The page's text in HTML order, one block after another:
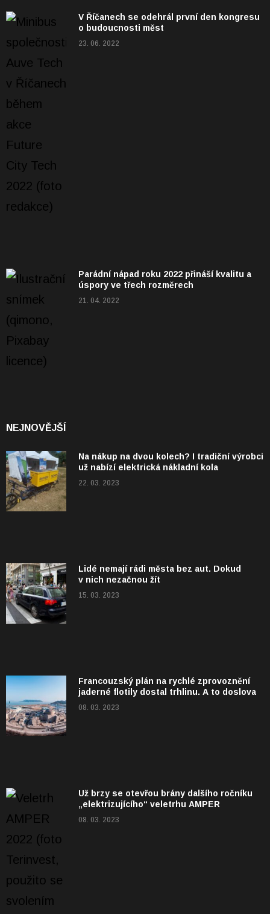
V Říčanech se odehrál první den kongresu
o budoucnosti měst
23. 06. 2022
Parádní nápad roku 2022 přináší kvalitu a
úspory ve třech rozměrech
21. 04. 2022
NEJNOVĚJŠÍ
Na nákup na dvou kolech? I tradiční výrobci
už nabízí elektrická nákladní kola
22. 03. 2023
Lidé nemají rádi města bez aut. Dokud
v nich nezačnou žít
15. 03. 2023
Francouzský plán na rychlé zprovoznění
jaderné flotily dostal trhlinu. A to doslova
08. 03. 2023
Už brzy se otevřou brány dalšího ročníku
„elektrizujícího“ veletrhu AMPER
08. 03. 2023